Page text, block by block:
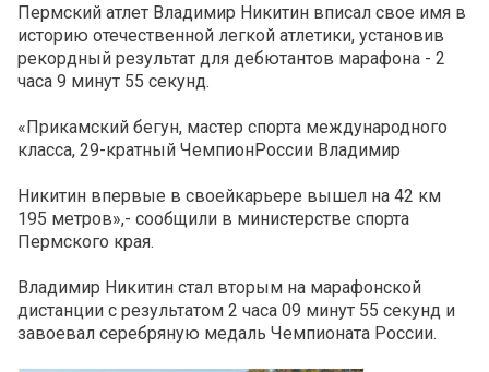
Пермский атлет Владимир Никитин вписал свое имя в
историю отечественной легкой атлетики, установив
рекордный результат для дебютантов марафона - 2
часа 9 минут 55 секунд.
«Прикамский бегун, мастер спорта международного
класса, 29-кратный ЧемпионРоссии Владимир
Никитин впервые в своейкарьере вышел на 42 км
195 метров»,- сообщили в министерстве спорта
Пермского края.
Владимир Никитин стал вторым на марафонской
дистанции с результатом 2 часа 09 минут 55 секунд и
завоевал серебряную медаль Чемпионата России.